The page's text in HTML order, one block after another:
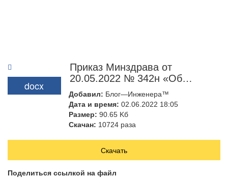
docx
Приказ Минздрава от
20.05.2022 № 342н «Об
утверждении порядка
прохождения обязательного
психиатрического
освидетельствования…»
Добавил: Блог—Инженера™
Дата и время: 02.06.2022 18:05
Размер: 90.65 Kб
Скачан: 10724 раза
Скачать
Поделиться ссылкой на файл